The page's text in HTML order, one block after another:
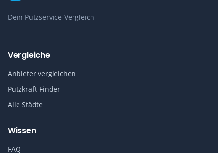
Dein Putzservice-Vergleich
Vergleiche
Anbieter vergleichen
Putzkraft-Finder
Alle Städte
Wissen
FAQ